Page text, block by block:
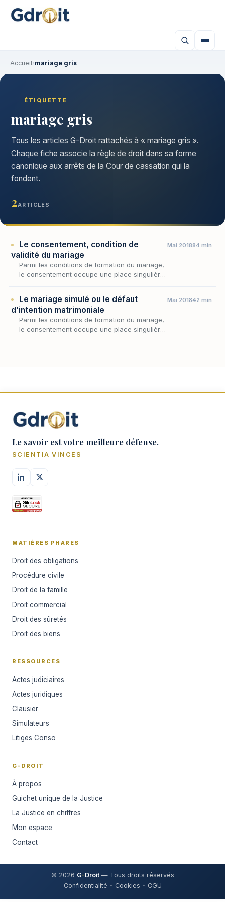
Accueil›mariage gris
ÉTIQUETTE
mariage gris
Tous les articles G-Droit rattachés à « mariage gris ».
Chaque fiche associe la règle de droit dans sa forme
canonique aux arrêts de la Cour de cassation qui la
fondent.
2ARTICLES
Le consentement, condition de
validité du mariage
Parmi les conditions de formation du mariage,
le consentement occupe une place singulière
Mai 201884 min
Le mariage simulé ou le défaut
d’intention matrimoniale
Parmi les conditions de formation du mariage,
le consentement occupe une place singulière
Mai 201842 min
Le savoir est votre meilleure défense.
SCIENTIA VINCES
MATIÈRES PHARES
Droit des obligations
Procédure civile
Droit de la famille
Droit commercial
Droit des sûretés
Droit des biens
RESSOURCES
Actes judiciaires
Actes juridiques
Clausier
Simulateurs
Litiges Conso
G-DROIT
À propos
Guichet unique de la Justice
La Justice en chiffres
Mon espace
Contact
© 2026 G-Droit— Tous droits réservés
Confidentialité
Cookies CGU